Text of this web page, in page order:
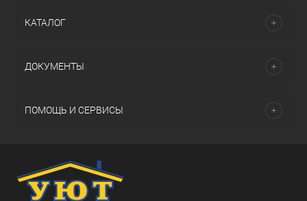
КАТАЛОГ
ДОКУМЕНТЫ
ПОМОЩЬ И СЕРВИСЫ